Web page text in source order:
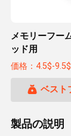
メモリーフー
ッド用
価格：4.5$-9.5$
ベスト
製品の説明